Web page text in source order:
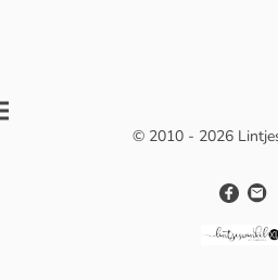
© 2010 - 2026